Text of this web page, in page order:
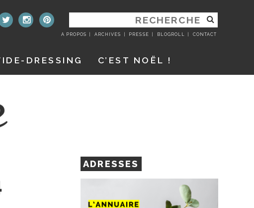
RECHERCHER
:
A PROPOS ARCHIVES PRESSE BLOGROLL CONTACT
DRESSING C’EST NOËL !
ADRESSES